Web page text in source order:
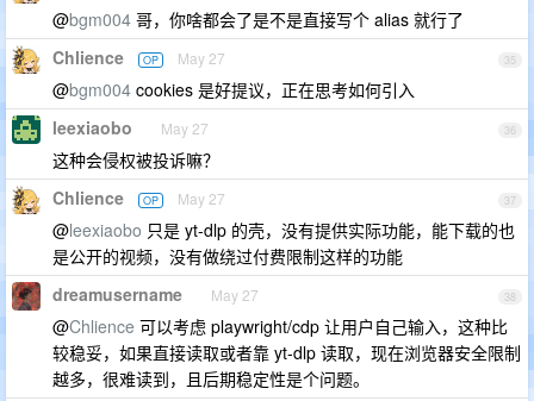
@bgm004 哥，你啥都会了是不是直接写个 alias 就行了
35
Chlience OP May 27
@bgm004 cookies 是好提议，正在思考如何引入
36
leexiaobo May 27
这种会侵权被投诉嘛？
37
Chlience OP May 27
@leexiaobo 只是 yt-dlp 的壳，没有提供实际功能，能下载的也
是公开的视频，没有做绕过付费限制这样的功能
38
dreamusername May 27
@Chlience 可以考虑 playwright/cdp 让用户自己输入，这种比
较稳妥，如果直接读取或者靠 yt-dlp 读取，现在浏览器安全限制
越多，很难读到，且后期稳定性是个问题。